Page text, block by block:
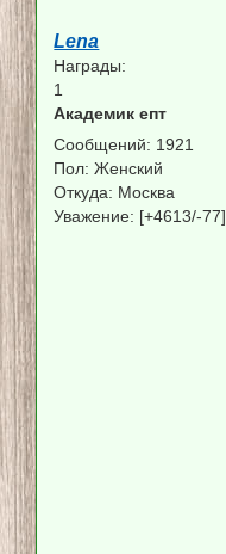
Lena
Награды:
1
Академик епт
Сообщений: 1921
Пол: Женский
Откуда: Москва
Уважение: [+4613/-77]